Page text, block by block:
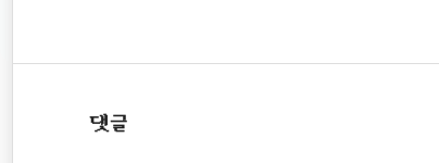
댓글